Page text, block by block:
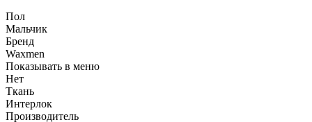
Пол
Мальчик
Бренд
Waxmen
Показывать в меню
Нет
Ткань
Интерлок
Производитель